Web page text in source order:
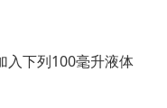
入下列100毫升液体